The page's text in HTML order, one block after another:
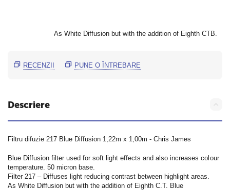
As White Diffusion but with the addition of Eighth CTB.
RECENZII PUNE O ÎNTREBARE
Descriere
Filtru difuzie 217 Blue Diffusion 1,22m x 1,00m - Chris James
Blue Diffusion filter used for soft light effects and also increases colour
temperature. 50 micron base.
Filter 217 – Diffuses light reducing contrast between highlight areas.
As White Diffusion but with the addition of Eighth C.T. Blue